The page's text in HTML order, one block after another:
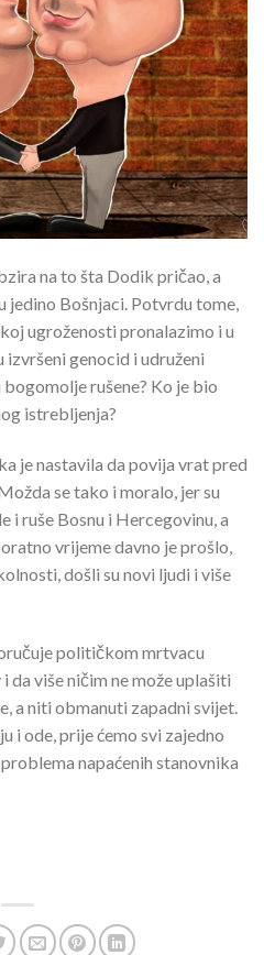
na to šta Dodik pričao, a
jedino Bošnjaci. Potvrdu tome,
ugroženosti pronalazimo i u
genocid i udruženi
rušene? Ko je bio
istrebljenja?
je nastavila da povija vrat pred
se tako i moralo, jer su
i ruše Bosnu i Hercegovinu, a
vrijeme davno je prošlo,
došli su novi ljudi i više
političkom mrtvacu
da više ničim ne može uplašiti
a niti obmanuti zapadni svijet.
i ode, prije ćemo svi zajedno
napaćenih stanovnika